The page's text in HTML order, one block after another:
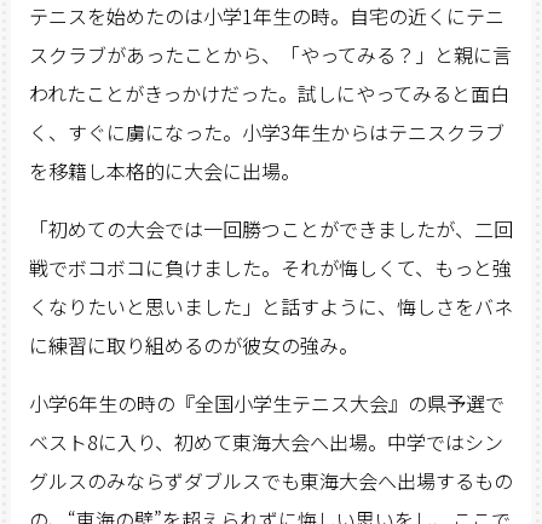
テニスを始めたのは小学1年生の時。自宅の近くにテニ
スクラブがあったことから、「やってみる？」と親に言
われたことがきっかけだった。試しにやってみると面白
く、すぐに虜になった。小学3年生からはテニスクラブ
を移籍し本格的に大会に出場。
「初めての大会では一回勝つことができましたが、二回
戦でボコボコに負けました。それが悔しくて、もっと強
くなりたいと思いました」と話すように、悔しさをバネ
に練習に取り組めるのが彼女の強み。
小学6年生の時の『全国小学生テニス大会』の県予選で
ベスト8に入り、初めて東海大会へ出場。中学ではシン
グルスのみならずダブルスでも東海大会へ出場するもの